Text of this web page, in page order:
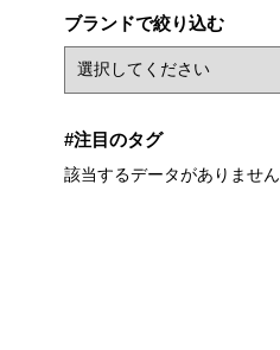
ブランドで絞り込む
#注目のタグ
該当するデータがありません